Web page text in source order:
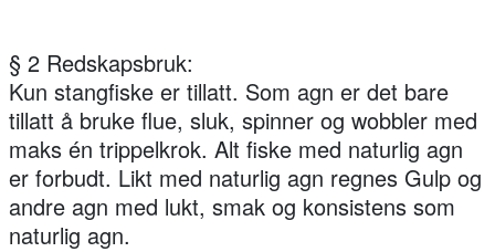
§ 2 Redskapsbruk:
Kun stangfiske er tillatt. Som agn er det bare
tillatt å bruke flue, sluk, spinner og wobbler med
maks én trippelkrok. Alt fiske med naturlig agn
er forbudt. Likt med naturlig agn regnes Gulp og
andre agn med lukt, smak og konsistens som
naturlig agn.